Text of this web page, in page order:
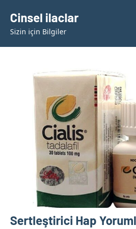
geçCinsel ilaclar
Sizin için Bilgiler
Sertleştirici Hap